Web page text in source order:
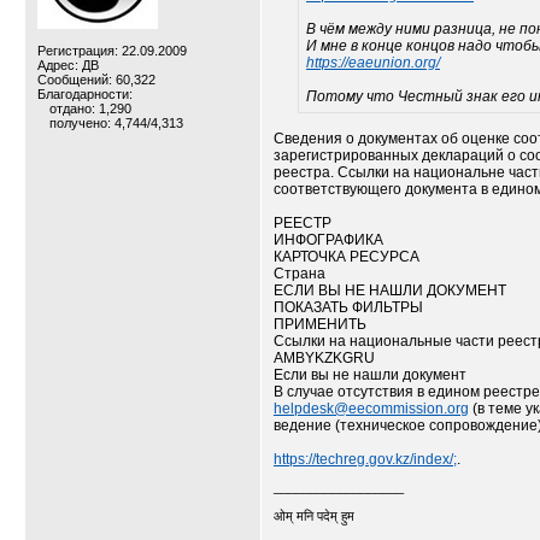
Регистрация: 22.09.2009
Адрес: ДВ
Сообщений: 60,322
Благодарности:
отдано: 1,290
получено: 4,744/4,313
В чём между ними разница, не
И мне в конце концов надо
https://eaeunion.org/
Потому что Честный знак его
Сведения о документах об оценке
зарегистрированных деклараций о
реестра. Ссылки на национальне
соответствующего документа в
РЕЕСТР
ИНФОГРАФИКА
КАРТОЧКА РЕСУРСА
Страна
ЕСЛИ ВЫ НЕ НАШЛИ ДОКУМЕНТ
ПОКАЗАТЬ ФИЛЬТРЫ
ПРИМЕНИТЬ
Ссылки на национальные части
AMBYKZKGRU
Если вы не нашли документ
В случае отсутствия в едином
helpdesk@eecommission.org (в теме
ведение (техническое
https://techreg.gov.kz/index/;.
ओम् मनि पदेम् हुम